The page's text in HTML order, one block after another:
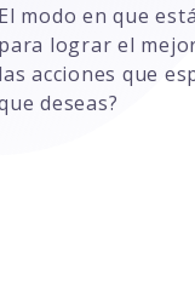
El modo en que
para lograr el
las acciones que
deseas?